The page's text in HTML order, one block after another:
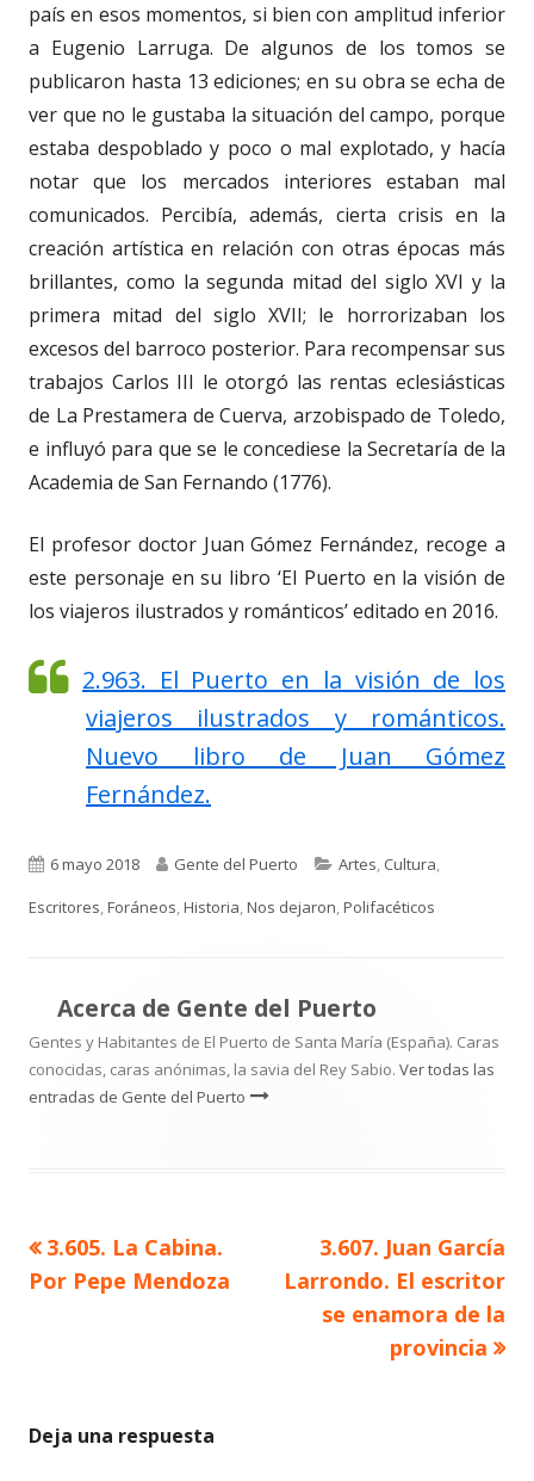
país en esos momentos, si bien con amplitud inferior
a Eugenio Larruga. De algunos de los tomos se
publicaron hasta 13 ediciones; en su obra se echa de
ver que no le gustaba la situación del campo, porque
estaba despoblado y poco o mal explotado, y hacía
notar que los mercados interiores estaban mal
comunicados. Percibía, además, cierta crisis en la
creación artística en relación con otras épocas más
brillantes, como la segunda mitad del siglo XVI y la
primera mitad del siglo XVII; le horrorizaban los
excesos del barroco posterior. Para recompensar sus
trabajos Carlos III le otorgó las rentas eclesiásticas
de La Prestamera de Cuerva, arzobispado de Toledo,
e influyó para que se le concediese la Secretaría de la
Academia de San Fernando (1776).
El profesor doctor Juan Gómez Fernández, recoge a
este personaje en su libro ‘El Puerto en la visión de
los viajeros ilustrados y románticos’ editado en 2016.
2.963. El Puerto en la visión de los
viajeros ilustrados y románticos.
Nuevo libro de Juan Gómez
Fernández.
Publicado
el
6 mayo 2018 Autor
Gente del Puerto Categorías
Artes, Cultura,
Escritores,Foráneos,Historia,Nos dejaron,Polifacéticos
Acerca de Gente del Puerto
Gentes y Habitantes de El Puerto de Santa María (España). Caras
conocidas, caras anónimas, la savia del Rey Sabio. Ver todas las
entradas de Gente del Puerto
Navegación
Artículo
anterior
3.605. La Cabina.
Por Pepe Mendoza
Artículo
siguiente
3.607. Juan García
Larrondo. El escritor
se enamora de la
provincia
Deja una respuesta